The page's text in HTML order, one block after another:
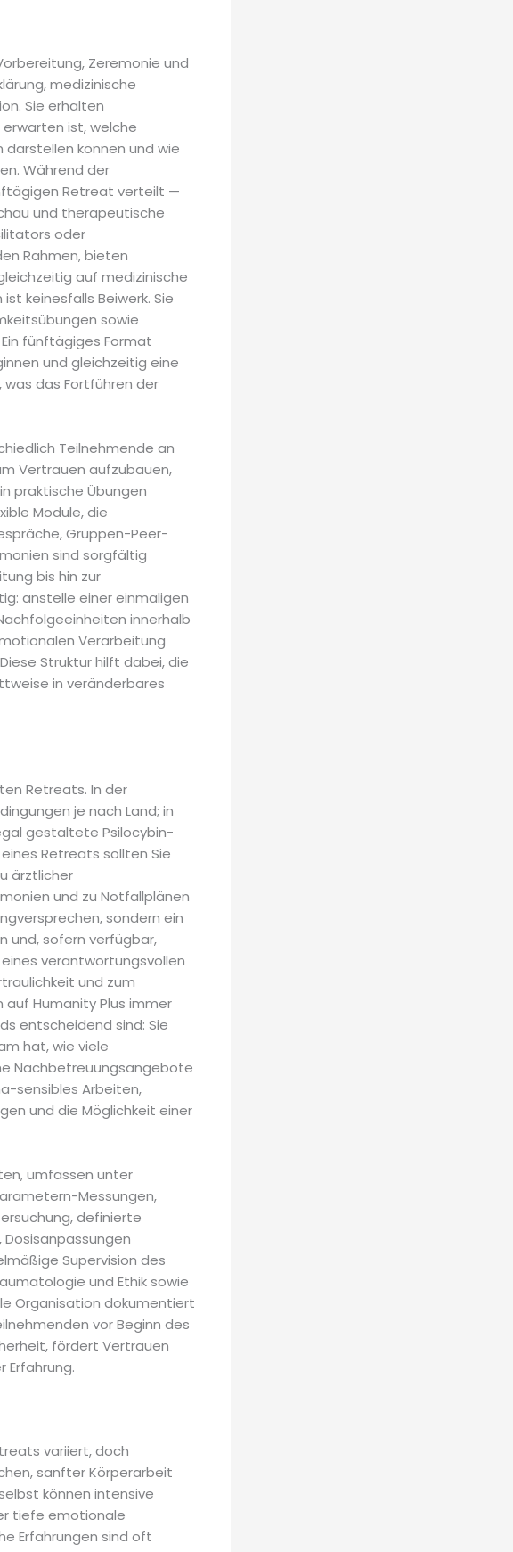
Zeremonie und
medizinische
Sie erhalten
ist, welche
darstellen können und wie
Während der
Retreat verteilt —
und therapeutische
oder
Rahmen, bieten
auf medizinische
keinesfalls Beiwerk. Sie
sowie
fünftägiges Format
und gleichzeitig eine
das Fortführen der
Teilnehmende an
Vertrauen aufzubauen,
praktische Übungen
Module, die
Gruppen-Peer-
sind sorgfältig
bis hin zur
anstelle einer einmaligen
innerhalb
Verarbeitung
Struktur hilft dabei, die
in veränderbares
Retreats. In der
je nach Land; in
gestaltete Psilocybin-
Retreats sollten Sie
ärztlicher
und zu Notfallplänen
sondern ein
und, sofern verfügbar,
verantwortungsvollen
und zum
Humanity Plus immer
entscheidend sind: Sie
hat, wie viele
Nachbetreuungsangebote
sensibles Arbeiten,
und die Möglichkeit einer
umfassen unter
Messungen,
definierte
Supervision des
und Ethik sowie
Organisation dokumentiert
vor Beginn des
fördert Vertrauen
Erfahrung.
variiert, doch
sanfter Körperarbeit
können intensive
tiefe emotionale
Erfahrungen sind oft